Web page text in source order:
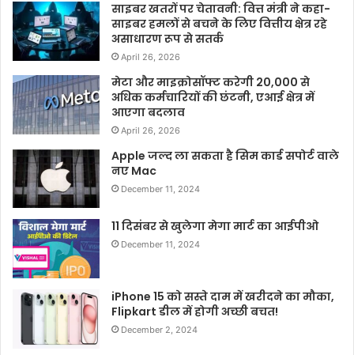
साइबर खतरों पर चेतावनी: वित्त मंत्री ने कहा-
साइबर हमलों से बचने के लिए वित्तीय क्षेत्र रहे
असाधारण रूप से सतर्क
April 26, 2026
मेटा और माइक्रोसॉफ्ट करेगी 20,000 से
अधिक कर्मचारियों की छंटनी, एआई क्षेत्र में
आएगा बदलाव
April 26, 2026
Apple जल्द ला सकता है सिम कार्ड सपोर्ट वाले
नए Mac
December 11, 2024
11 दिसंबर से खुलेगा मेगा मार्ट का आईपीओ
December 11, 2024
iPhone 15 को सस्ते दाम में खरीदने का मौका,
Flipkart डील में होगी अच्छी बचत!
December 2, 2024